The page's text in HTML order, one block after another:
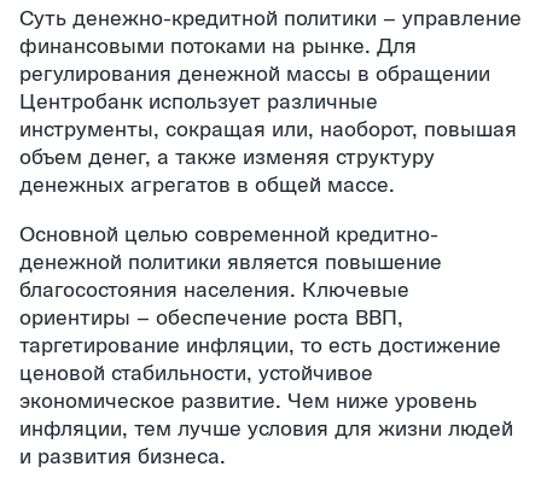
Суть денежно-кредитной политики – управление
финансовыми потоками на рынке. Для
регулирования денежной массы в обращении
Центробанк использует различные
инструменты, сокращая или, наоборот, повышая
объем денег, а также изменяя структуру
денежных агрегатов в общей массе.
Основной целью современной кредитно-
денежной политики является повышение
благосостояния населения. Ключевые
ориентиры – обеспечение роста ВВП,
таргетирование инфляции, то есть достижение
ценовой стабильности, устойчивое
экономическое развитие. Чем ниже уровень
инфляции, тем лучше условия для жизни людей
и развития бизнеса.